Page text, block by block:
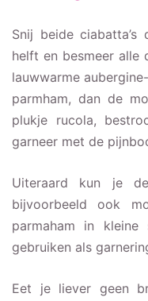
Snij beide
helft en besmeer alle
lauwwarme
parmham, dan de
plukje rucola,
garneer met de
Uiteraard kun je
bijvoorbeeld ook
parmaham in
gebruiken als
Eet je liever geen